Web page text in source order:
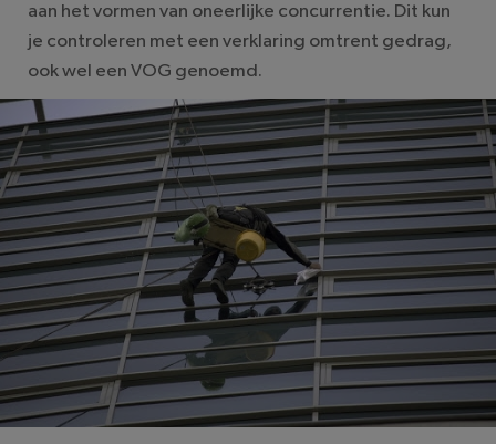
aan het vormen van oneerlijke concurrentie. Dit kun
je controleren met een verklaring omtrent gedrag,
ook wel een VOG genoemd.